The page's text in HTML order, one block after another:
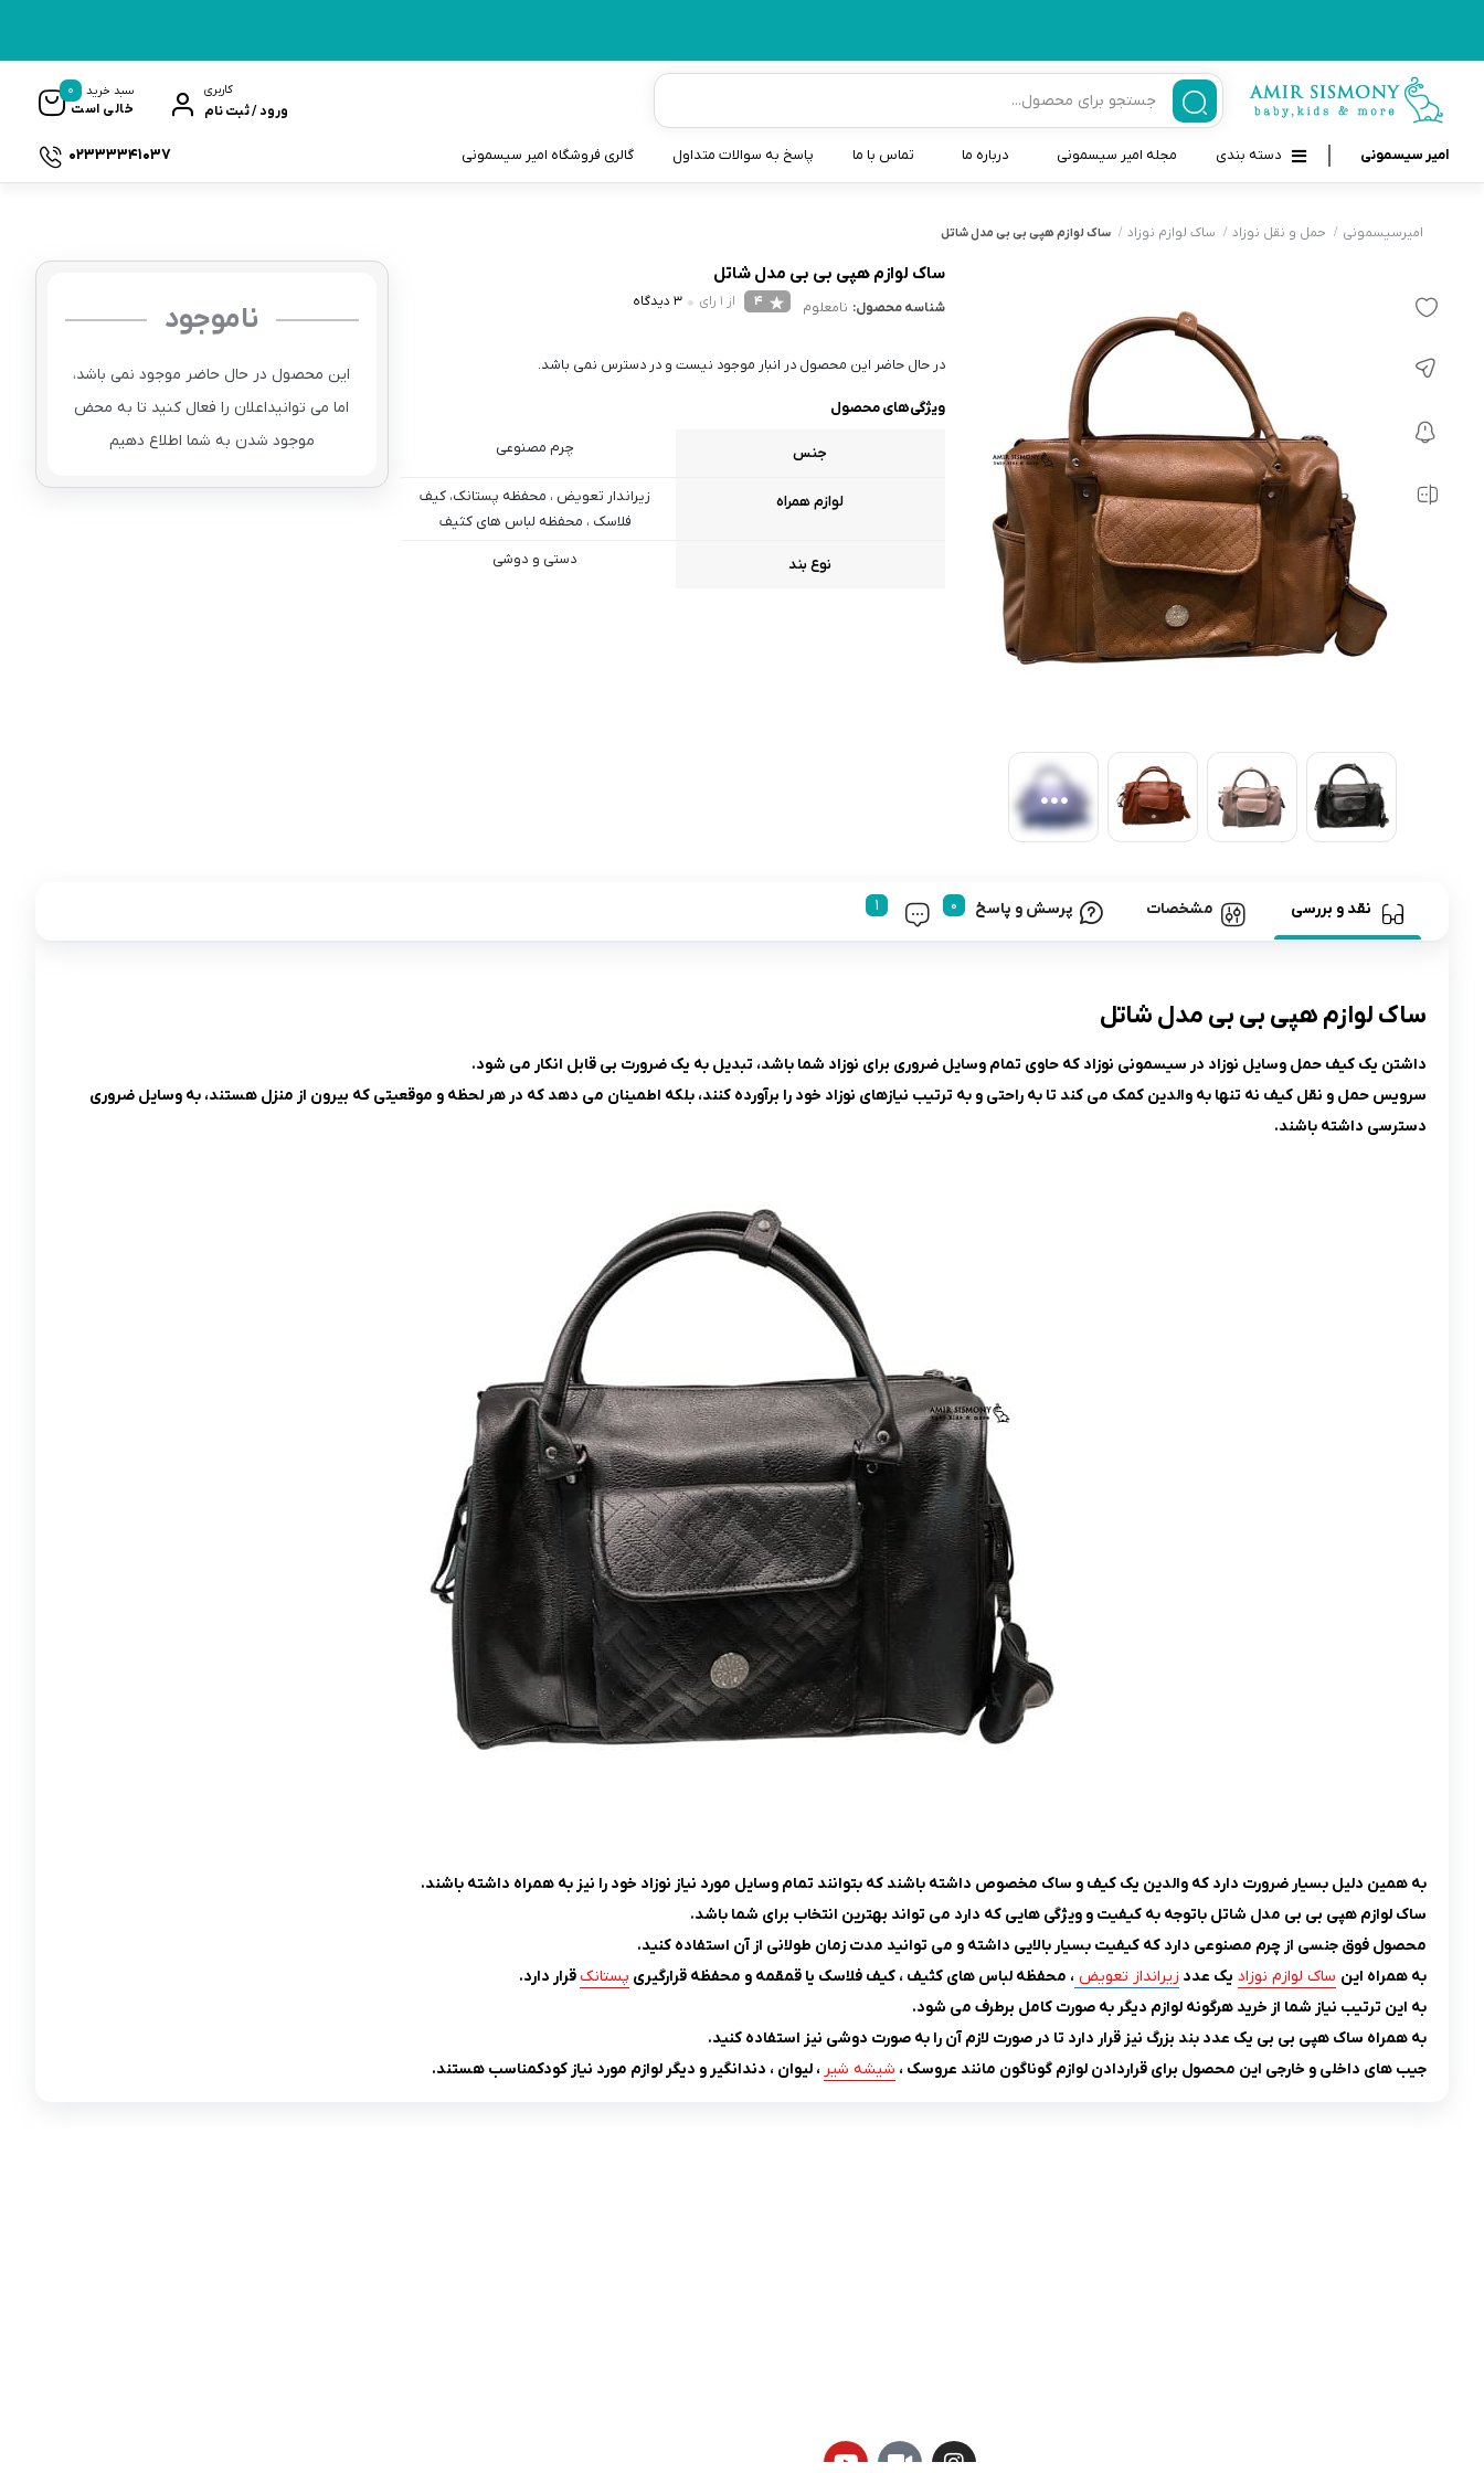
کاربری
ورود / ثبت نام
سبد خرید
خالی است
0
امیر سیسمونی دسته بندی
قاب و بندپستانک
سرنگ داروخوری نوزاد
شانه برس کودک
مسواک و خمیر دندان کودک
تب سنج نوزاد و کودک
رابط و پد سینه
دستگاه بخور سرد کودک
لوازم حمام نوزاد
لوازم اتاق نوزاد و کودک
اسباب بازی دخترانه و پسرانه
لباس و اکسسوری
مجله امیر سیسمونی درباره ما تماس با ما پاسخ به سوالات متداول گالری فروشگاه امیر سیسمونی 02333341037
امیرسیسمونی حمل و نقل نوزاد ساک لوازم نوزاد ساک لوازم هپی بی بی مدل شاتل
ساک لوازم هپی بی بی مدل شاتل
شناسه محصول: نامعلوم 4 از 1 رای 3 دیدگاه
در حال حاضر این محصول در انبار موجود نیست و در دسترس نمی باشد.
ویژگی‌های محصول
جنس چرم مصنوعی
لوازم همراه
زیراندار تعویض ، محفظه پستانک، کیف
فلاسک ، محفظه لباس های کثیف
نوع بند دستی و دوشی
ناموجود
این محصول در حال حاضر موجود نمی باشد،
اما می توانیداعلان را فعال کنید تا به محض
موجود شدن به شما اطلاع دهیم
نقد و بررسی مشخصات پرسش و پاسخ
ساک لوازم هپی بی بی مدل شاتل
داشتن یک کیف حمل وسایل نوزاد در سیسمونی نوزاد که حاوی تمام وسایل ضروری برای نوزاد شما باشد، تبدیل به یک ضرورت بی ‌قابل انکار می‌ شود.
سرویس حمل و نقل کیف نه تنها به والدین کمک می ‌کند تا به راحتی و به ترتیب نیازهای نوزاد خود را برآورده کنند، بلکه اطمینان می‌ دهد که در هر لحظه و موقعیتی که بیرون از منزل هستند، به وسایل ضروری
دسترسی داشته باشند.
به همین دلیل بسیار ضرورت دارد که والدین یک کیف و ساک مخصوص داشته باشند که بتوانند تمام وسایل مورد نیاز نوزاد خود را نیز به همراه داشته باشند.
ساک لوازم هپی بی بی مدل شاتل باتوجه به کیفیت و ویژگی هایی که دارد می تواند بهترین انتخاب برای شما باشد.
محصول فوق جنسی از چرم مصنوعی دارد که کیفیت بسیار بالایی داشته و می توانید مدت زمان طولانی از آن استفاده کنید.
به همراه این ساک لوازم نوزاد یک عدد زیرانداز تعویض ، محفظه لباس های کثیف ، کیف فلاسک یا قمقمه و محفظه قرارگیری پستانک قرار دارد.
به این ترتیب نیاز شما از خرید هرگونه لوازم دیگر به صورت کامل برطرف می شود.
به همراه ساک هپی بی بی یک عدد بند بزرگ نیز قرار دارد تا در صورت لازم آن را به صورت دوشی نیز استفاده کنید.
جیب های داخلی و خارجی این محصول برای قراردادن لوازم گوناگون مانند عروسک ، شیشه شیر ، لیوان ، دندانگیر و دیگر لوازم مورد نیاز کودکمناسب هستند.